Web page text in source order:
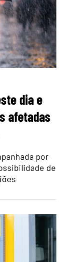
dia e
afetadas
por
de